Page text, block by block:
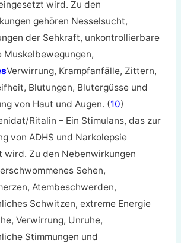
wird. Zu den
gehören Nesselsucht,
der Sehkraft, unkontrollierbare
Muskelbewegungen,
Verwirrung, Krampfanfälle, Zittern,
Blutungen, Blutergüsse und
von Haut und Augen. (10)
Ritalin – Ein Stimulans, das zur
von ADHS und Narkolepsie
wird. Zu den Nebenwirkungen
Sehen,
Atembeschwerden,
Schwitzen, extreme Energie
Verwirrung, Unruhe,
Stimmungen und